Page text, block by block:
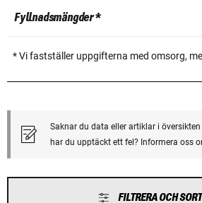
Fyllnadsmängder *
* Vi fastställer uppgifterna med omsorg,
Saknar du data eller artiklar i
har du upptäckt ett fel? Informera oss
FILTRERA OCH